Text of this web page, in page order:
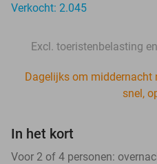
Verkocht: 2.045
Excl. toeristenbelasting
Dagelijks om middernacht
snel,
In het kort
Voor 2 of 4 personen: